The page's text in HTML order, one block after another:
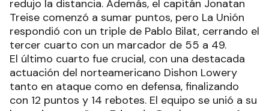
mínima ventaja para Pilar, 12 a 11.
En el segundo cuarto, el equipo visitante tomó la
delantera tras un buen pasaje de Octavio Lagger,
y Lautaro Fiorito y aumentó la ventaja. Sin
embargo, Pilar respondió rápidamente con una
bandeja de Bruno Conti para revertir el momento
difícil, y un triple de Eduardo Gamboa igualó el
marcador al final del período, dejando el partido